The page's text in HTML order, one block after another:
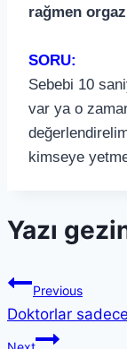
rağmen
SORU:
Sebebi 10
var ya o
kimseye
Yazı
Previous
Doktorlar